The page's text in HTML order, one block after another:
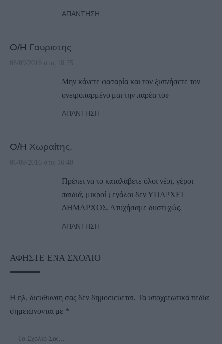
ΑΠΆΝΤΗΣΗ
Ο/Η Γαυριοτης
06/09/2016 στις 18:25
Μην κάνετε φασαρία και τον ξυπνήσετε τον
ονειροπαρμένο μαι την παρέα του
ΑΠΆΝΤΗΣΗ
Ο/Η Χωραίτης.
06/09/2016 στις 16:40
Πρέπει να το καταλάβετε όλοι νέοι, γέροι
παιδιά, μικροί μεγάλοι δεν ΥΠΑΡΧΕΙ
ΔΗΜΑΡΧΟΣ. Ατυχήσαμε δυστυχώς.
ΑΠΆΝΤΗΣΗ
ΑΦΉΣΤΕ ΈΝΑ ΣΧΌΛΙΟ
Η ηλ. διεύθυνση σας δεν δημοσιεύεται. Τα υποχρεωτικά πεδία
σημειώνονται με *